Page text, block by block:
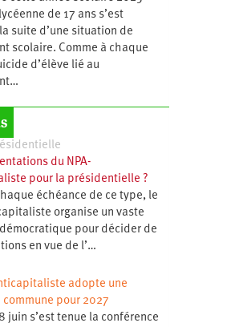
de 17 ans s’est
suite d’une situation de
scolaire. Comme à chaque
d’élève lié au
du NPA-
pour la présidentielle ?
échéance de ce type, le
organise un vaste
pour décider de
en vue de l’…
adopte une
pour 2027
juin s’est tenue la conférence